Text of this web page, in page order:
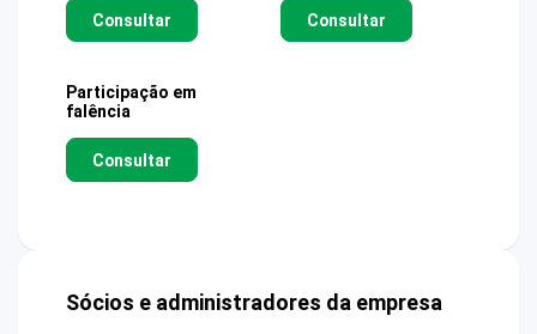
Consultar Consultar
Participação em
falência
Consultar
Sócios e administradores da empresa